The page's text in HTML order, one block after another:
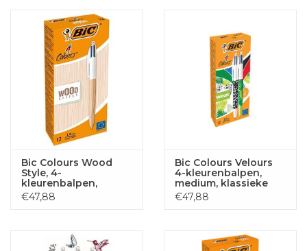
Bic Colours Wood
Style, 4-
kleurenbalpen,
medium, klassieke
inktkleuren
€47,88
Bic Colours Velours
4-kleurenbalpen,
medium, klassieke
inktkleuren, doos van
12 stuks
€47,88